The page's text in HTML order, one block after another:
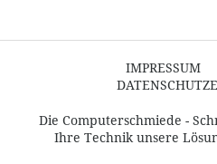
IMPRESSUM
Die Computerschmiede -
Ihre Technik unsere